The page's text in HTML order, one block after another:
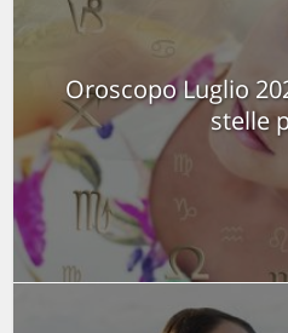
Oroscopo Luglio
stelle